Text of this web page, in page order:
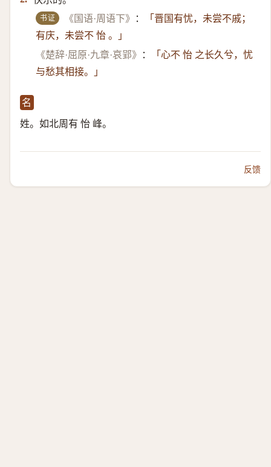
书证 《国语·周语下》 ：
「晋国有忧，未尝不戚；
有庆，未尝不 怡 。」
《楚辞·屈原·九章·哀郢》
：
「心不 怡 之长久兮，忧
与愁其相接。」
名
姓。如北周有 怡 峰。
反馈